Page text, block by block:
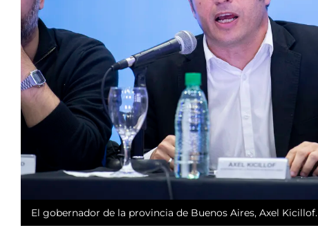
El gobernador de la provincia de Buenos Aires, Axel Kicillof.